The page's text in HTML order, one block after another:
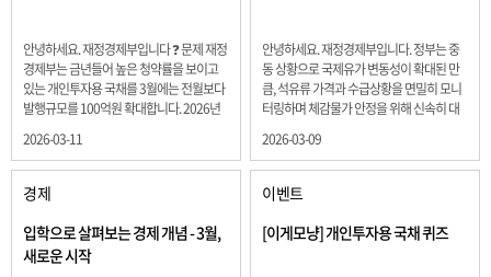
안녕하세요. 재정경제부입니다 ❓ 문제 재정
경제부는 금년들어 높은 청약률을 보이고
있는 개인투자용 국채를 3월에는 전월보다
발행규모를 100억원 확대합니다. 2026년
5년물 600억원, 10년물 900억원, 20년물
300억원입니다. 그렇다면 3월 개인투자용
국채의 총 발행 예정 금액은 얼마일까요??
보기 ① 1,600억원 ② 1,700억원 ③ 1,800
억원 ④ 2,000억원 정답 : 1,800억원 참여해
주신 모든 분들 감사합니다! 당첨자분들에
게는 지난 이벤트 블로그 게시글에 비밀댓
2026-03-11
안녕하세요. 재정경제부입니다. 정부는 중
동 상황으로 국제유가 변동성이 확대된 만
큼, 석유류 가격과 수급상황을 면밀히 모니
터링하며 체감물가 안정을 위해 신속히 대
료품과 에너지를 제외하고 추세적 흐름을
보여주는 근원물가는 2.3% 상승 향후 지정
학적 요인, 기상여건 등 불확실성이 있는 만
큼, 정부는 체감물가 안정을 위해 총력을 다
할 계획입니다. 특히, 최근 중동 상황으로 국
제유가 변동성이 확대된 만큼, 석유류 가격･
2026-03-09
경제
입학으로 살펴보는 경제 개념 - 3월,
새로운 시작
이벤트
[이게모냥] 개인투자용 국채 퀴즈